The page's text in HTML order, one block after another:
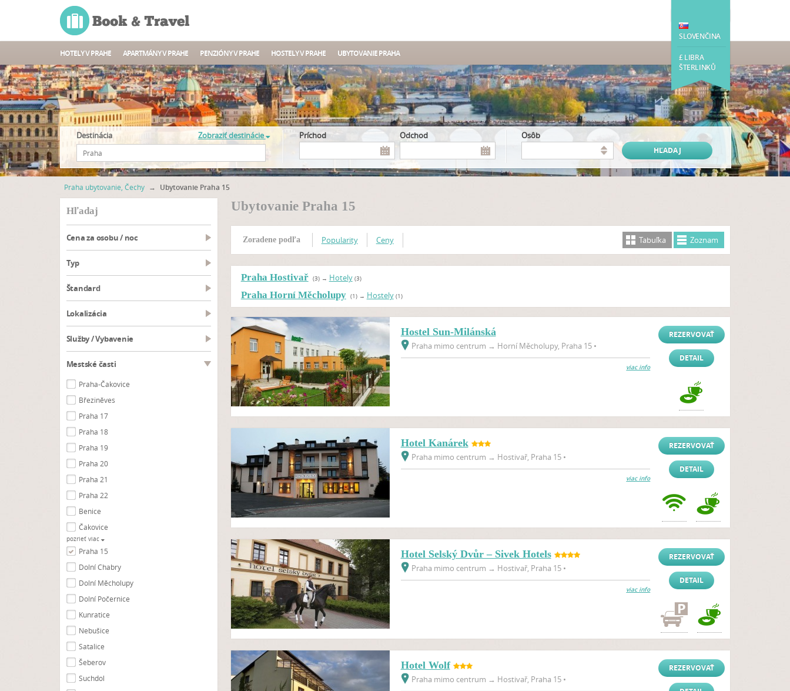
SLOVENČINA
£ LIBRA
ŠTERLINKŮ
HOTELY V PRAHE APARTMÁNY V PRAHE PENZIÓNY V PRAHE HOSTELY V PRAHE UBYTOVANIE PRAHA
Destinácia Zobraziť destinácie Príchod Odchod osôb
Praha ubytovanie, Čechy → Ubytovanie Praha 15
hľadaj
Cena za osobu / noc
typ
Štandard
Lokalizácia
Služby / Vybavenie
Mestské časti
Praha-Čakovice
Březiněves
Praha 17
Praha 18
Praha 19
Praha 20
Praha 21
Praha 22
Benice
Čakovice
pozrieť viac
Praha 15
Dolní Chabry
Dolní Měcholupy
Dolní Počernice
Kunratice
Nebušice
Satalice
Šeberov
Suchdol
Ubytovanie Praha 15
Zoradene podľa Popularity Ceny Tabuľka Zoznam
Praha Hostivař (3)→ Hotely (3)
Praha Horní Měcholupy (1)→ Hostely (1)
Hostel Sun-Milánská
Praha mimo centrum → Horní Měcholupy, Praha 15 •
viac info
REZERVOVAŤ
DETAIL
Hotel Kanárek
Praha mimo centrum → Hostivař, Praha 15 •
viac info
REZERVOVAŤ
DETAIL
Hotel Selský Dvůr – Sivek Hotels
Praha mimo centrum → Hostivař, Praha 15 •
viac info
REZERVOVAŤ
DETAIL
Hotel Wolf
Praha mimo centrum → Hostivař, Praha 15 •
REZERVOVAŤ